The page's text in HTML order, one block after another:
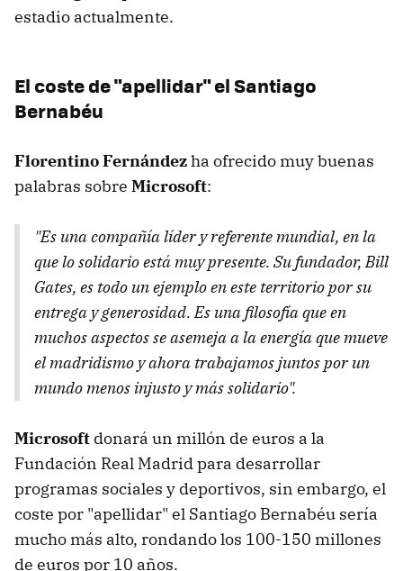
estadio actualmente.
El coste de "apellidar" el Santiago
Bernabéu
Florentino Fernándezha ofrecido muy buenas
palabras sobre Microsoft:
"Es una compañía líder y referente mundial, en la
que lo solidario está muy presente. Su fundador, Bill
Gates, es todo un ejemplo en este territorio por su
entrega y generosidad. Es una filosofía que en
muchos aspectos se asemeja a la energía que mueve
el madridismo y ahora trabajamos juntos por un
mundo menos injusto y más solidario".
Microsoft donará un millón de euros a la
Fundación Real Madrid para desarrollar
programas sociales y deportivos, sin embargo, el
coste por "apellidar" el Santiago Bernabéu sería
mucho más alto, rondando los 100-150 millones
de euros por 10 años.